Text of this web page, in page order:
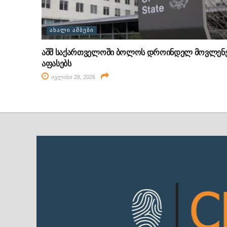
ᲐᲮᲐᲚᲘ ᲐᲛᲑᲔᲑᲘ
აშშ საქართველოში ბოლოს დროინდელ
აფასებს
ივლისი 28, 2026